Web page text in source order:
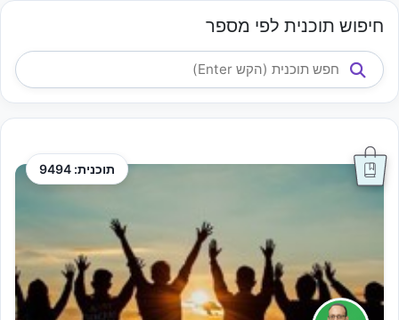
חיפוש תוכנית לפי מספר
תוכנית: 9494